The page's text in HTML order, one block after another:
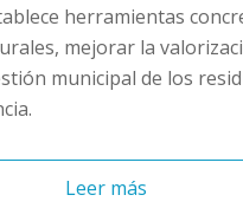
herramientas
mejorar la
municipal de los
Leer más